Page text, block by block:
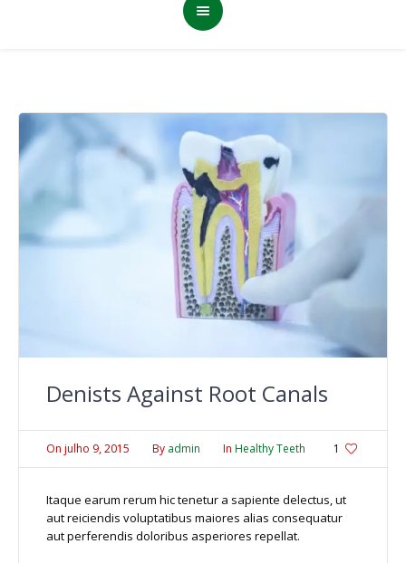
Denists Against Root Canals
1
On julho 9, 2015 By admin In Healthy Teeth
Itaque earum rerum hic tenetur a sapiente delectus, ut
aut reiciendis voluptatibus maiores alias consequatur
aut perferendis doloribus asperiores repellat.